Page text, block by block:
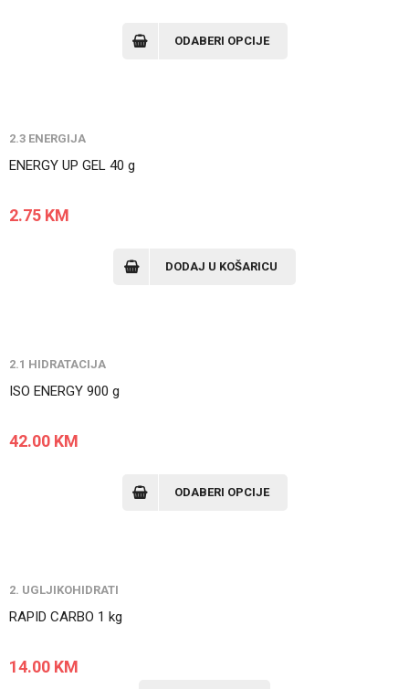
ODABERI OPCIJE
2.3 ENERGIJA
ENERGY UP GEL 40 g
2.75 KM
DODAJ U KOŠARICU
2.1 HIDRATACIJA
ISO ENERGY 900 g
42.00 KM
ODABERI OPCIJE
2. UGLJIKOHIDRATI
RAPID CARBO 1 kg
14.00 KM